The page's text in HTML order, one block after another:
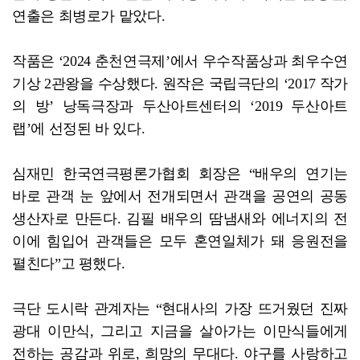
연출은 최병로가 맡았다.
작품은 ‘2024 춘천연극제’에서 우수작품상과 최우수연
기상 2관왕을 수상했다. 원작은 국립극단의 ‘2017 작가
의 방’ 낭독극장과 두산아트센터의 ‘2019 두산아트
랩’에 선정된 바 있다.
심재민 한국연극평론가협회 회장은 “배우의 연기는
바로 관객 눈 앞에서 전개되면서 관객을 공연의 공동
생산자로 만든다. 김필 배우의 땀냄새와 에너지의 전
이에 힘입어 관객들은 모두 혼연일체가 돼 응원전을
펼친다”고 평했다.
극단 도시락 관계자는 “현대사의 가장 뜨거웠던 진짜
광대 이만식, 그리고 지금을 살아가는 이만식들에게
전하는 공감과 위로, 희망의 무대다. 야구를 사랑하고